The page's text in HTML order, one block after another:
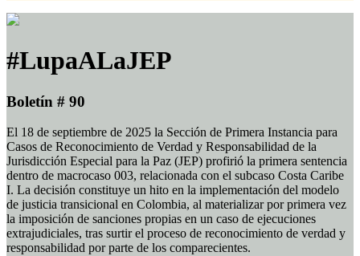
#LupaALaJEP
Boletín # 90
El 18 de septiembre de 2025 la Sección de Primera Instancia para
Casos de Reconocimiento de Verdad y Responsabilidad de la
Jurisdicción Especial para la Paz (JEP) profirió la primera sentencia
dentro de macrocaso 003, relacionada con el subcaso Costa Caribe
I. La decisión constituye un hito en la implementación del modelo
de justicia transicional en Colombia, al materializar por primera vez
la imposición de sanciones propias en un caso de ejecuciones
extrajudiciales, tras surtir el proceso de reconocimiento de verdad y
responsabilidad por parte de los comparecientes.